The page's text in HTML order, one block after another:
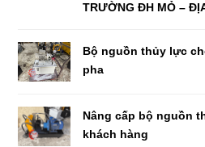
TRƯỜNG ĐH MỎ –
Bộ nguồn thủy lực
pha
Nâng cấp bộ nguồn
khách hàng